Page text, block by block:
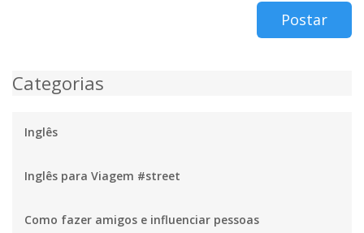
Postar
Categorias
Inglês
Inglês para Viagem #street
Como fazer amigos e influenciar pessoas